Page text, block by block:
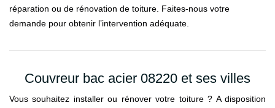
réparation ou de rénovation de toiture. Faites-nous votre
demande pour obtenir l’intervention adéquate.
Couvreur bac acier 08220 et ses villes
Vous souhaitez installer ou rénover votre toiture ? A disposition